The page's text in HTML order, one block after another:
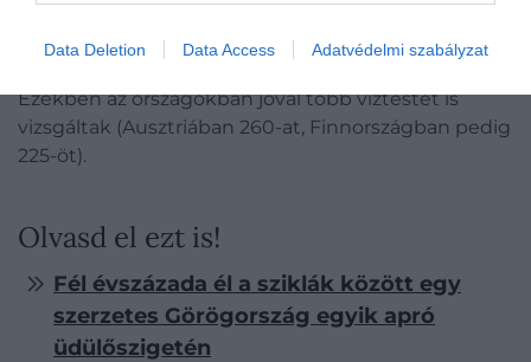
Data Deletion Data Access Adatvédelmi szabályzat
Ausztria és Finnország is előkelő helyen végzett –
Ezekben az országokban jóval több víztestet is
vizsgáltak (Ausztriában 260-at, Finnországban pedig
225-öt).
Olvasd el ezt is!
Fél évszázada él a sziklák között egy
szerzetes Görögország egyik apró
üdülőszigetén